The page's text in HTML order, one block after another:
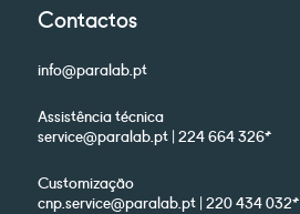
Contactos
info@paralab.pt
Assistência técnica
service@paralab.pt | 224 664 326*
Customização
cnp.service@paralab.pt | 220 434 032*